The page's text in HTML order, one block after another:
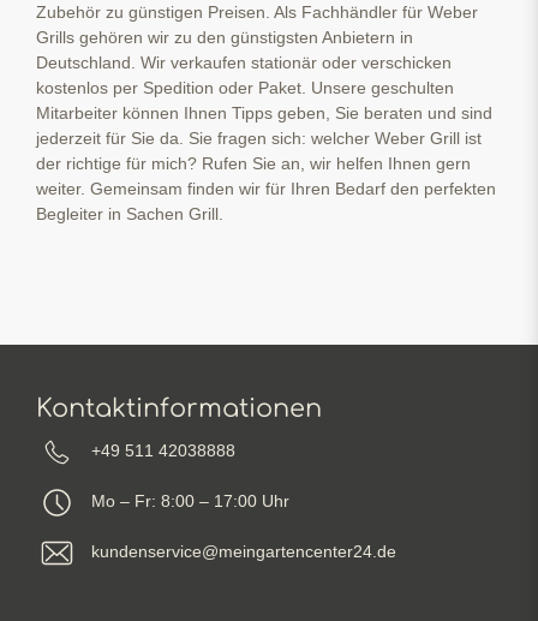
Zubehör zu günstigen Preisen. Als Fachhändler für Weber
Grills gehören wir zu den günstigsten Anbietern in
Deutschland. Wir verkaufen stationär oder verschicken
kostenlos per Spedition oder Paket. Unsere geschulten
Mitarbeiter können Ihnen Tipps geben, Sie beraten und sind
jederzeit für Sie da. Sie fragen sich: welcher Weber Grill ist
der richtige für mich? Rufen Sie an, wir helfen Ihnen gern
weiter. Gemeinsam finden wir für Ihren Bedarf den perfekten
Begleiter in Sachen Grill.
Kontaktinformationen
+49 511 42038888
Mo – Fr: 8:00 – 17:00 Uhr
kundenservice@meingartencenter24.de